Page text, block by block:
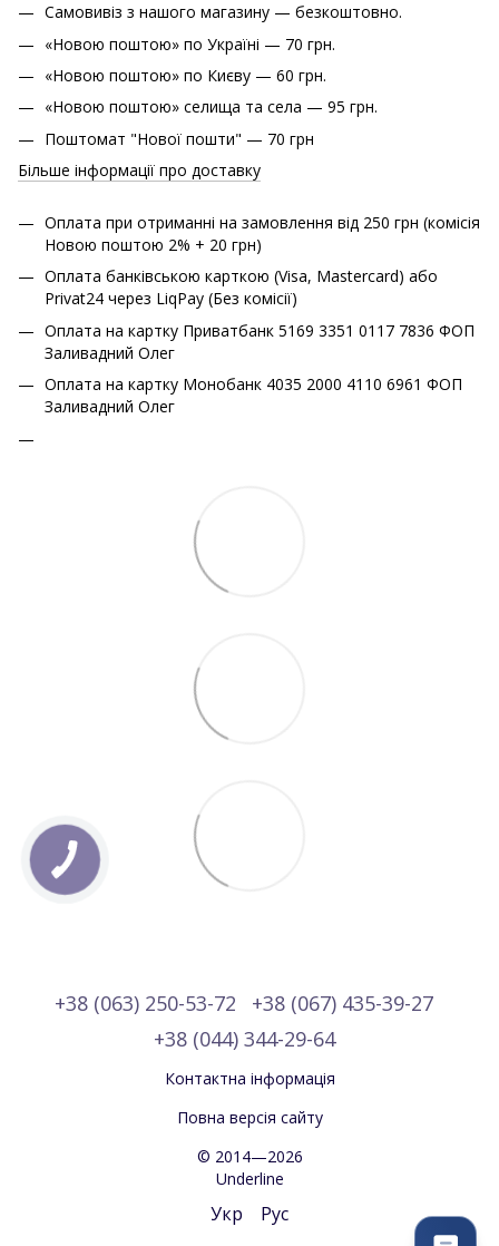
Самовивіз з нашого магазину — безкоштовно.
«Новою поштою» по Україні — 70 грн.
«Новою поштою» по Києву — 60 грн.
«Новою поштою» cелища та села — 95 грн.
Поштомат "Нової пошти" — 70 грн
Більше інформації про доставку
Оплата при отриманні на замовлення від 250 грн (комісія
Новою поштою 2% + 20 грн)
Оплата банківською карткою (Visa, Mastercard) або
Privat24 через LiqPay (Без комісії)
Оплата на картку Приватбанк 5169 3351 0117 7836 ФОП
Заливадний Олег
Оплата на картку Монобанк 4035 2000 4110 6961 ФОП
Заливадний Олег
+38 (063) 250-53-72
+38 (067) 435-39-27
+38 (044) 344-29-64
Контактна інформація
Повна версія сайту
© 2014—2026
Underline
Укр Рус